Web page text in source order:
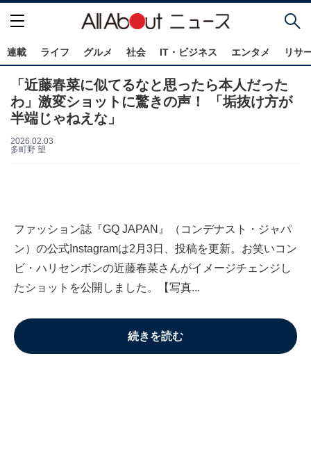
連載 ライフ グルメ 社会 IT・ビジネス エンタメ リサ
「近藤春菜に似てるなと思ったら本人だった
わ」激変ショットに驚きの声！ 「垢抜け方が
半端じゃねえな」
2026.02.03
多町野 望
ファッション誌『GQ JAPAN』（コンデナスト・ジャパ
ン）の公式Instagramは2月3日、投稿を更新。お笑いコン
ビ・ハリセンボンの近藤春菜さんがイメージチェンジし
たショットを公開しました。【写真...
続きを読む